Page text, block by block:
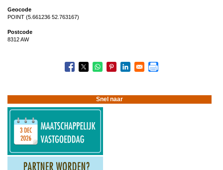
Geocode
POINT (5.661236 52.763167)
Postcode
8312 AW
Snel naar